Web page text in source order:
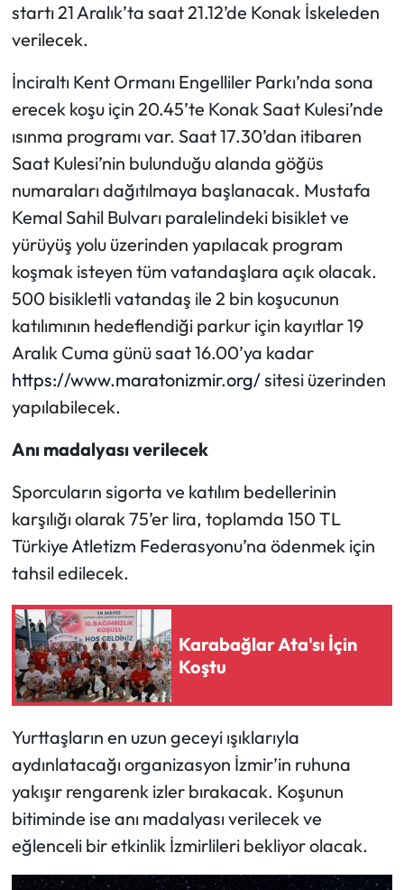
startı 21 Aralık’ta saat 21.12’de Konak İskeleden
verilecek.
İnciraltı Kent Ormanı Engelliler Parkı’nda sona
erecek koşu için 20.45’te Konak Saat Kulesi’nde
ısınma programı var. Saat 17.30’dan itibaren
Saat Kulesi’nin bulunduğu alanda göğüs
numaraları dağıtılmaya başlanacak. Mustafa
Kemal Sahil Bulvarı paralelindeki bisiklet ve
yürüyüş yolu üzerinden yapılacak program
koşmak isteyen tüm vatandaşlara açık olacak.
500 bisikletli vatandaş ile 2 bin koşucunun
katılımının hedeflendiği parkur için kayıtlar 19
Aralık Cuma günü saat 16.00’ya kadar
https://www.maratonizmir.org/sitesi üzerinden
yapılabilecek.
Anı madalyası verilecek
Sporcuların sigorta ve katılım bedellerinin
karşılığı olarak 75’er lira, toplamda 150 TL
Türkiye Atletizm Federasyonu’na ödenmek için
tahsil edilecek.
Karabağlar Ata'sı İçin
Koştu
Yurttaşların en uzun geceyi ışıklarıyla
aydınlatacağı organizasyon İzmir’in ruhuna
yakışır rengarenk izler bırakacak. Koşunun
bitiminde ise anı madalyası verilecek ve
eğlenceli bir etkinlik İzmirlileri bekliyor olacak.